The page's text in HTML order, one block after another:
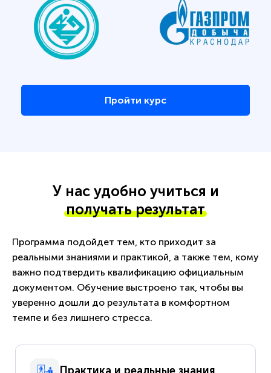
Пройти курс
У нас удобно учиться и
получать результат
Программа подойдет тем, кто приходит за
реальными знаниями и практикой, а также тем, кому
важно подтвердить квалификацию официальным
документом. Обучение выстроено так, чтобы вы
уверенно дошли до результата в комфортном
темпе и без лишнего стресса.